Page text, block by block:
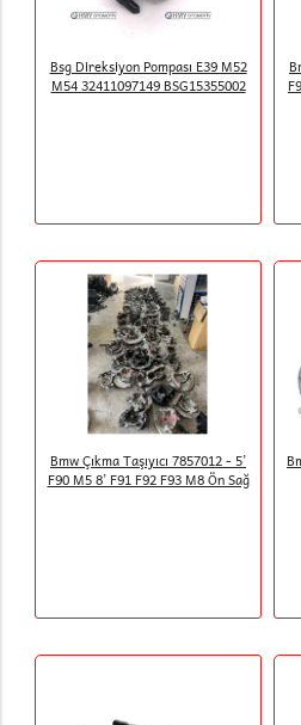
Bsg Direksiyon Pompası E39 M52
M54 32411097149 BSG15355002
Bmw Çıkma Taşıyıcı 7857012 - 5’
F90 M5 8’ F91 F92 F93 M8 Ön Sağ